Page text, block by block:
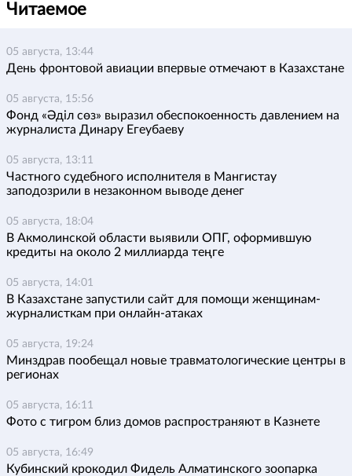
Читаемое
05 августа, 13:44
День фронтовой авиации впервые отмечают в Казахстане
05 августа, 15:56
Фонд «Әділ сөз» выразил обеспокоенность давлением на
журналиста Динару Егеубаеву
05 августа, 13:11
Частного судебного исполнителя в Мангистау
заподозрили в незаконном выводе денег
05 августа, 18:04
В Акмолинской области выявили ОПГ, оформившую
кредиты на около 2 миллиарда теңге
05 августа, 14:01
В Казахстане запустили сайт для помощи женщинам-
журналисткам при онлайн-атаках
05 августа, 19:24
Минздрав пообещал новые травматологические центры в
регионах
05 августа, 16:11
Фото с тигром близ домов распространяют в Казнете
05 августа, 16:49
Кубинский крокодил Фидель Алматинского зоопарка